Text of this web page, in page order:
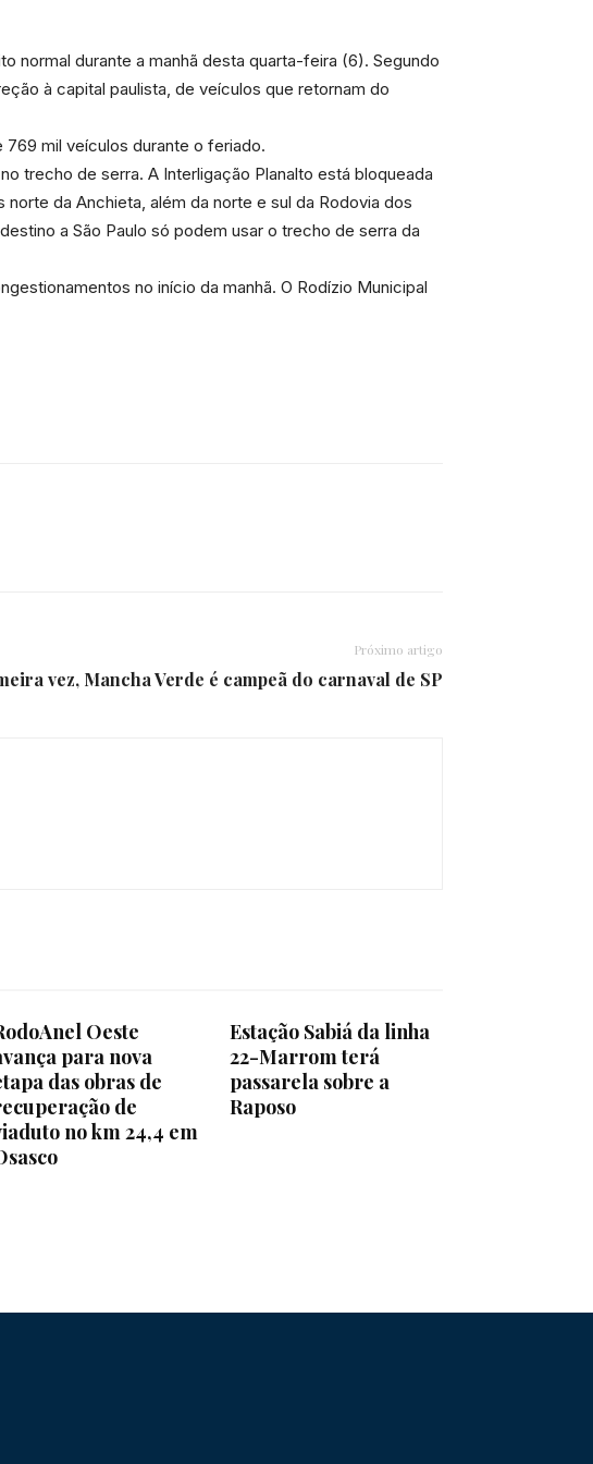
normal durante a manhã desta quarta-feira (6). Segundo
à capital paulista, de veículos que retornam do
769 mil veículos durante o feriado.
trecho de serra. A Interligação Planalto está bloqueada
da Anchieta, além da norte e sul da Rodovia dos
a São Paulo só podem usar o trecho de serra da
no início da manhã. O Rodízio Municipal
Próximo artigo
vez, Mancha Verde é campeã do carnaval de SP
Oeste
para nova
das obras de
de
no km 24,4 em
Estação Sabiá da linha
22-Marrom terá
passarela sobre a
Raposo